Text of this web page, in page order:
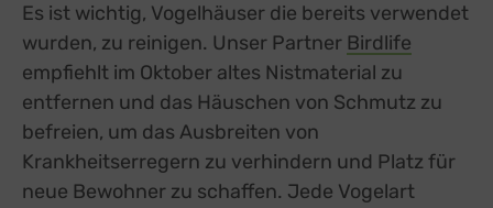
Es ist wichtig, Vogelhäuser die bereits verwendet
wurden, zu reinigen. Unser Partner Birdlife
empfiehlt im Oktober altes Nistmaterial zu
entfernen und das Häuschen von Schmutz zu
befreien, um das Ausbreiten von
Krankheitserregern zu verhindern und Platz für
neue Bewohner zu schaffen. Jede Vogelart